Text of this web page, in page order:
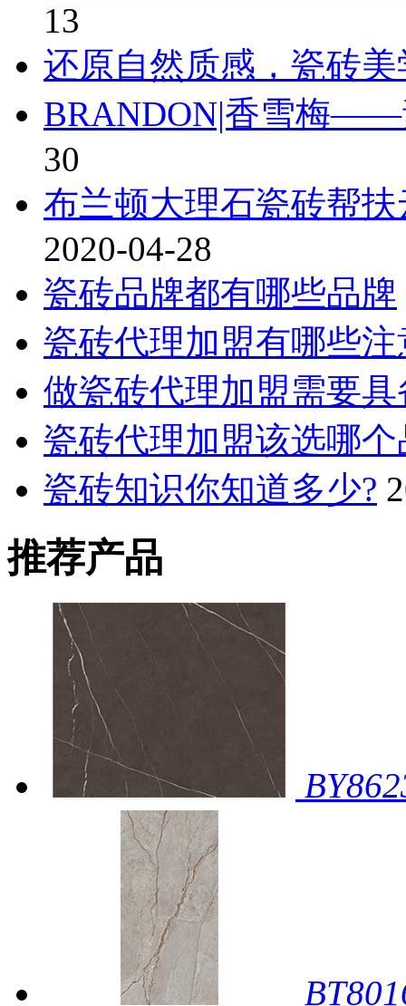
13
还原自然质感，瓷砖
BRANDON|香雪梅——
30
布兰顿大理石瓷砖帮
2020-04-28
瓷砖品牌都有哪些品牌
瓷砖代理加盟有哪些
做瓷砖代理加盟需要
瓷砖代理加盟该选哪个
瓷砖知识你知道多少?
推荐产品